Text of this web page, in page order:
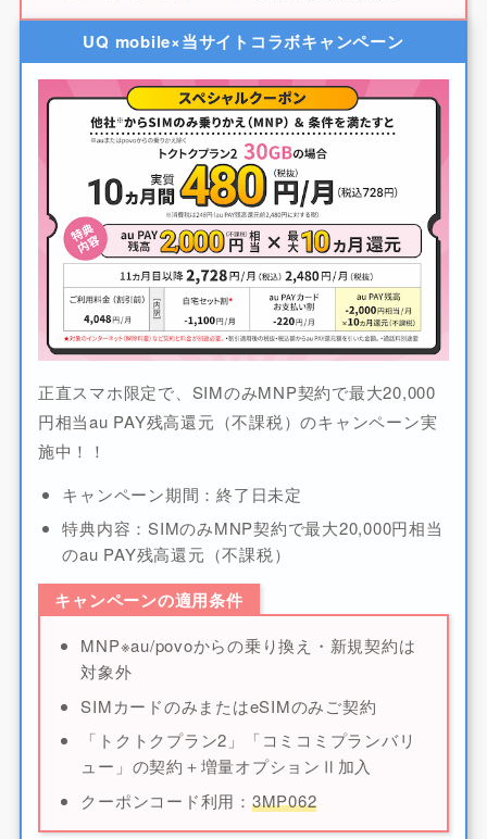
UQ mobile×当サイトコラボキャンペーン
正直スマホ限定で、SIMのみMNP契約で最大20,000
円相当au PAY残高還元（不課税）のキャンペーン実
施中！！
キャンペーン期間：終了日未定
特典内容：SIMのみMNP契約で最大20,000円相当
のau PAY残高還元（不課税）
キャンペーンの適用条件
MNP※au/povoからの乗り換え・新規契約は
対象外
SIMカードのみまたはeSIMのみご契約
「トクトクプラン2」「コミコミプランバリ
ュー」の契約＋増量オプションⅡ加入
クーポンコード利用： 3MP062